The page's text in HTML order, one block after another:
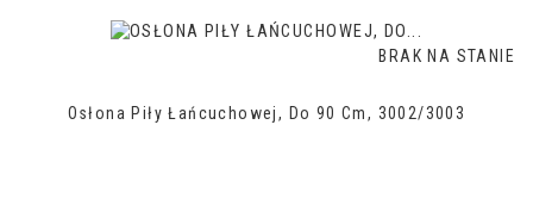
BRAK NA STANIE
Osłona Piły Łańcuchowej, Do 90 Cm, 3002/3003